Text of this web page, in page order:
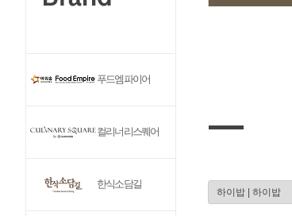
푸드엠파이어
컬리너리스퀘어
한식소담길